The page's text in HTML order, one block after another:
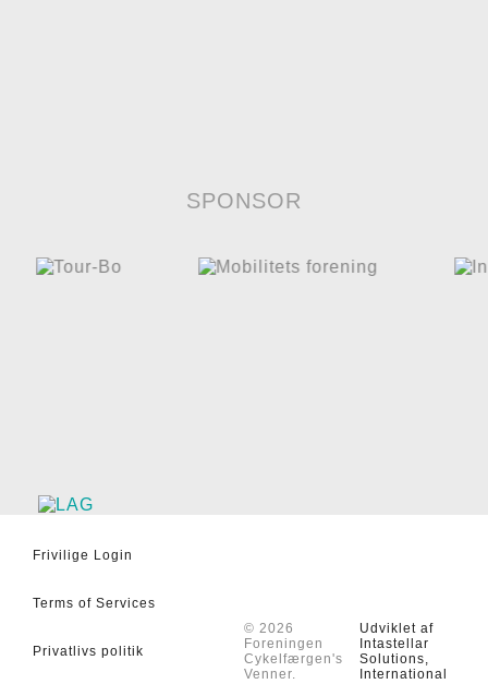
SPONSOR
Frivilige Login
Terms of Services
Privatlivs politik
© 2026
Foreningen
Cykelfærgen's
Venner.
Udviklet af
Intastellar
Solutions,
International